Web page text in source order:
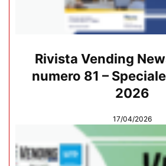
Rivista Vending
numero 81 –
2026
17/04/2026